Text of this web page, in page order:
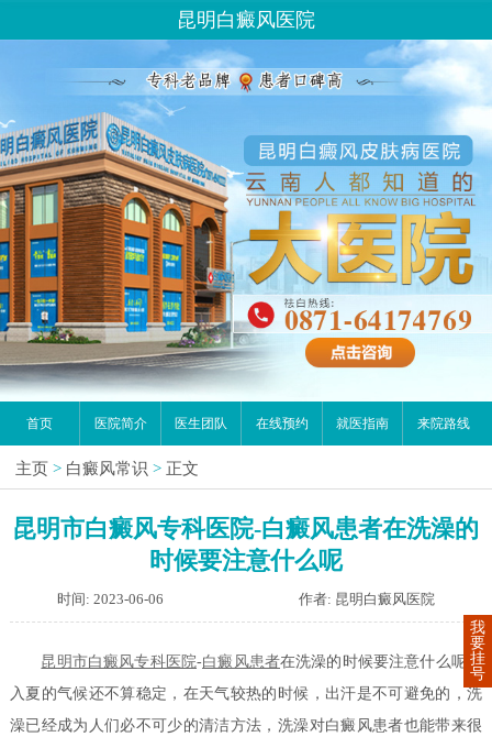
昆明白癜风医院
首页 医院简介 医生团队 在线预约 就医指南 来院路线
主页 > 白癜风常识 > 正文
昆明市白癜风专科医院-白癜风患者在洗澡的
时候要注意什么呢
时间: 2023-06-06 作者: 昆明白癜风医院
昆明市白癜风专科医院-白癜风患者在洗澡的时候要注意什么呢？
入夏的气候还不算稳定，在天气较热的时候，出汗是不可避免的，洗
澡已经成为人们必不可少的清洁方法，洗澡对白癜风患者也能带来很
我
要
挂
号